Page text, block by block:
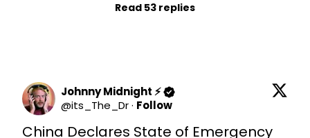
Read 53 replies
Johnny Midnight ⚡️
@its_The_Dr· Follow
China Declares State of Emergency